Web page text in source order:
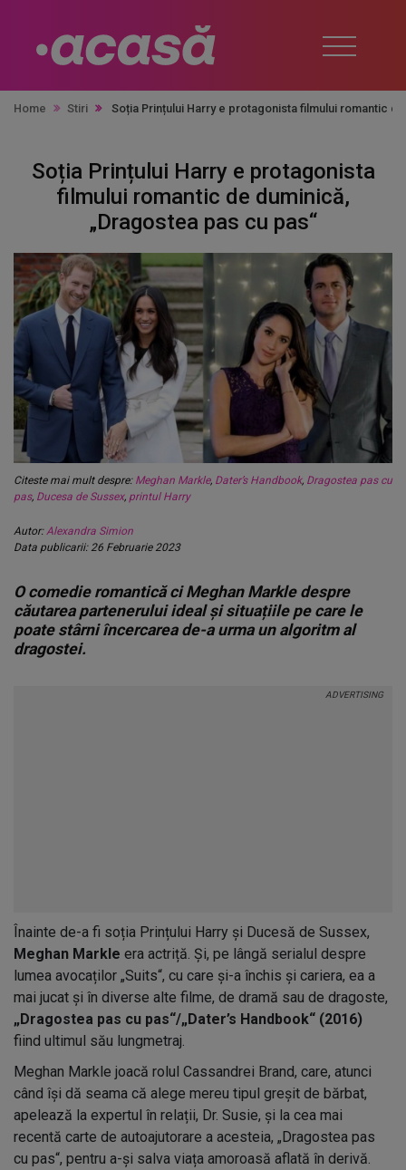
Home Stiri Soția Prințului Harry e protagonista filmului romantic
Soția Prințului Harry e protagonista
filmului romantic de duminică,
„Dragostea pas cu pas“
Citeste mai mult despre: Meghan Markle, Dater’s Handbook, Dragostea pas cu
pas, Ducesa de Sussex, printul Harry
Autor:Alexandra Simion
Data publicarii: 26 Februarie 2023
O comedie romantică ci Meghan Markle despre
căutarea partenerului ideal și situațiile pe care le
poate stârni încercarea de-a urma un algoritm al
dragostei.
Înainte de-a fi soția Prințului Harry și Ducesă de Sussex,
Meghan Markle era actriță. Și, pe lângă serialul despre
lumea avocaților „Suits“, cu care și-a închis și cariera, ea a
mai jucat și în diverse alte filme, de dramă sau de dragoste,
„Dragostea pas cu pas“/„Dater’s Handbook“ (2016)
fiind ultimul său lungmetraj.
Meghan Markle joacă rolul Cassandrei Brand, care, atunci
când își dă seama că alege mereu tipul greșit de bărbat,
apelează la expertul în relații, Dr. Susie, și la cea mai
recentă carte de autoajutorare a acesteia, „Dragostea pas
cu pas“, pentru a-și salva viața amoroasă aflată în derivă.